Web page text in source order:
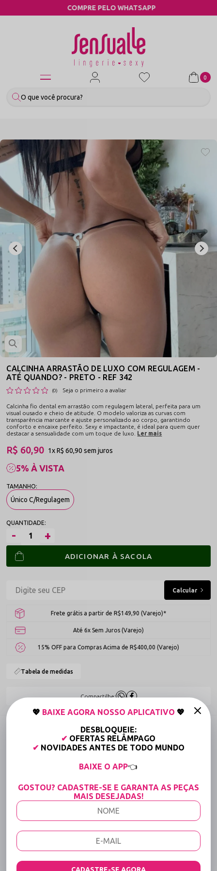
COMPRE PELO WHATSAPP
0
CALCINHA ARRASTÃO DE LUXO COM REGULAGEM -
ATÉ QUANDO? - PRETO - REF 342
(0) Seja o primeiro a avaliar
Calcinha fio dental em arrastão com regulagem lateral, perfeita para um
visual ousado e cheio de atitude. O modelo valoriza as curvas com
transparência marcante e ajuste personalizado ao corpo, garantindo
conforto e encaixe perfeito. Sexy e impactante, é ideal para quem quer
destacar a sensualidade com um toque de luxo.
Ler mais
5% À VISTA
R$ 60,90 1xR$ 60,90sem juros
Único C/Regulagem
ADICIONAR À SACOLA
Frete grátis a partir de R$149,90 (Varejo)*
Até 6x Sem Juros (Varejo)
15% OFF para Compras Acima de R$400,00 (Varejo)
Tabela de medidas
Compartilhe:
DESCRIÇÃO COMPLETA
Código identificador (SKU):342
Arrastão de Luxo é a tradução da sofisticação audaciosa. Desenvolvida
para mulheres que dominam o jogo do "revelar e esconder", esta peça
utiliza a trama clássica do arrastão em uma versão premium, garantindo
um visual de impacto que celebra as curvas com o luxo e a autoridade
Por que a Calcinha Arrastão é irresistível?
Existem texturas que são ícones atemporais da sensualidade, e o
arrastão é o protagonista absoluto. Esta peça é irresistível porque
transforma o corpo em uma moldura de design: a trama aberta cria um
💖 BAIXE AGORA NOSSO APLICATIVO 💖
DESBLOQUEIE:
✔ OFERTAS RELÂMPAGO
✔ NOVIDADES ANTES DE TODO MUNDO
BAIXE O APP👈
GOSTOU? CADASTRE-SE E GARANTA AS PEÇAS
MAIS DESEJADAS!